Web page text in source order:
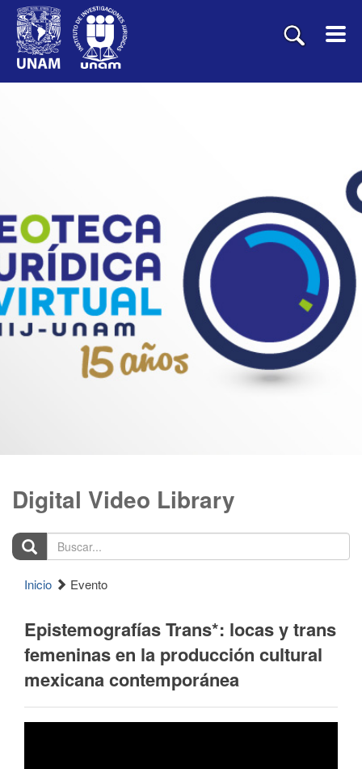
Digital Video Library
Buscar...
Inicio Evento
Epistemografías Trans*: locas y trans
femeninas en la producción cultural
mexicana contemporánea